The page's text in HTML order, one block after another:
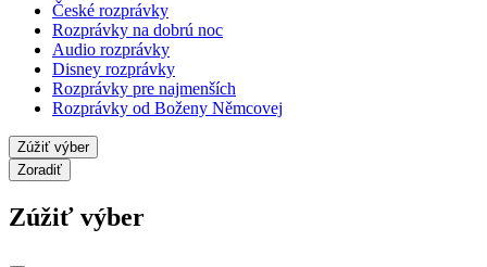
České rozprávky
Rozprávky na dobrú noc
Audio rozprávky
Disney rozprávky
Rozprávky pre najmenších
Rozprávky od Boženy Němcovej
Zúžiť výber
Zoradiť
Zúžiť výber